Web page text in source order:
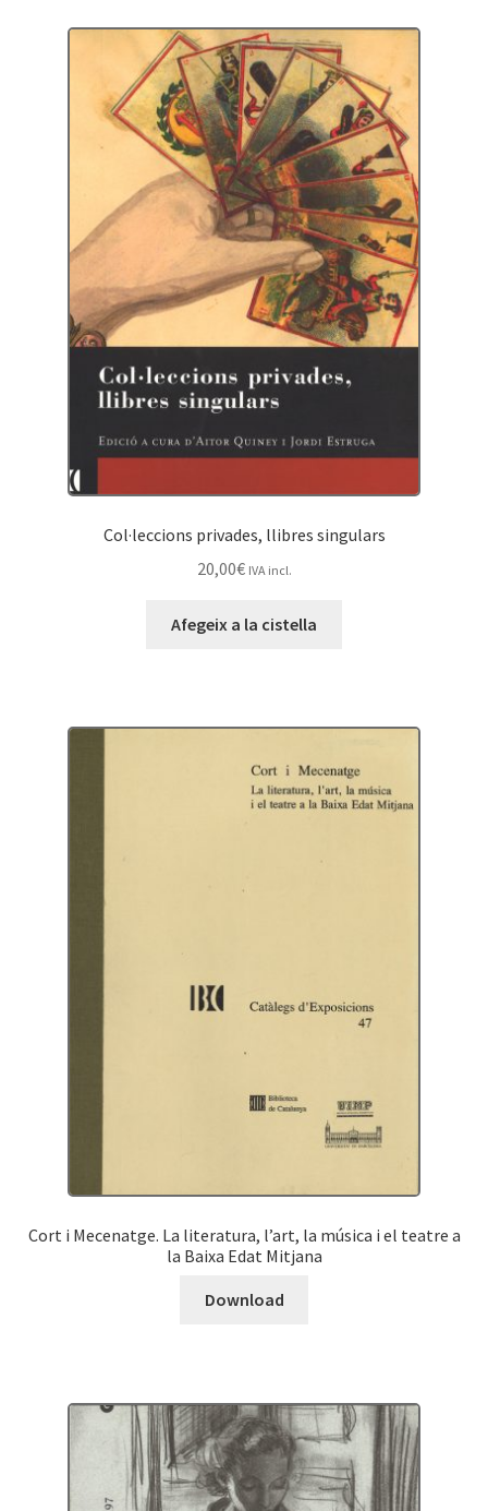
Col·leccions privades, llibres singulars
20,00€ IVA incl.
Afegeix a la cistella
Cort i Mecenatge. La literatura, l’art, la música i el teatre a
la Baixa Edat Mitjana
Download